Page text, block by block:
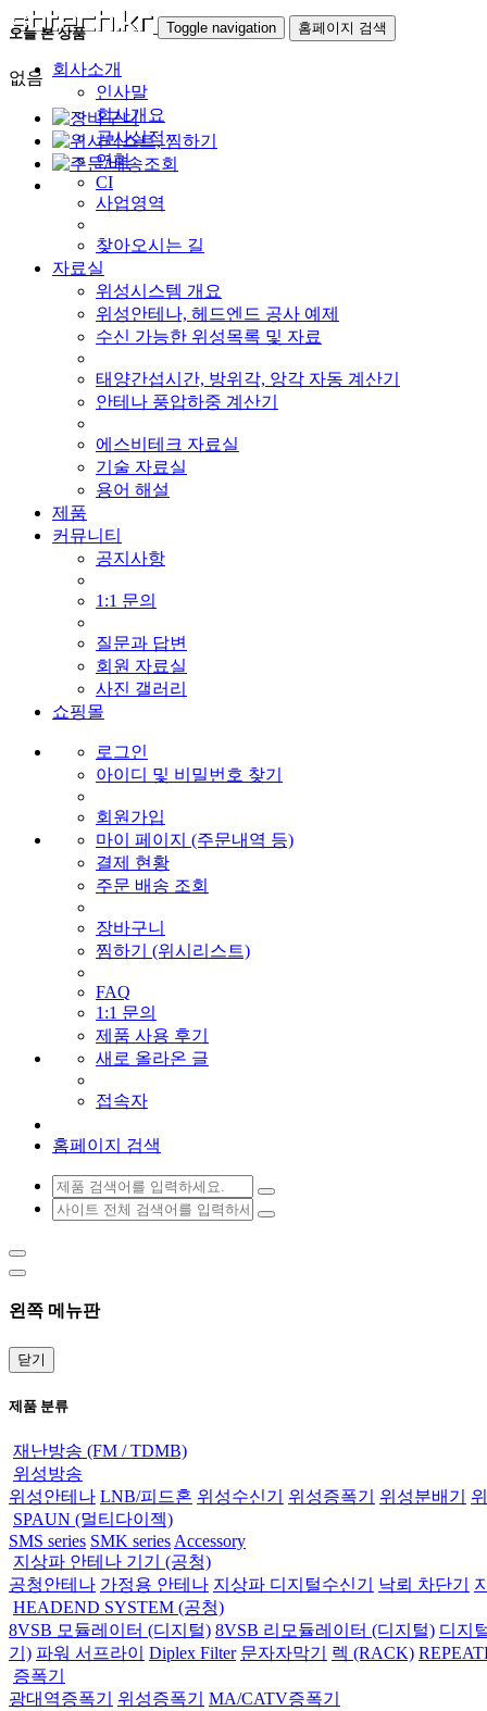
Toggle navigation 홈페이지 검색
회사소개
인사말
회사개요
공사실적
연혁
CI
사업영역
찾아오시는 길
자료실
위성시스템 개요
위성안테나, 헤드엔드 공사 예제
수신 가능한 위성목록 및 자료
태양간섭시간, 방위각, 앙각 자동 계산기
안테나 풍압하중 계산기
에스비테크 자료실
기술 자료실
용어 해설
제품
커뮤니티
공지사항
1:1 문의
질문과 답변
회원 자료실
사진 갤러리
쇼핑몰
로그인
아이디 및 비밀번호 찾기
회원가입
마이 페이지 (주문내역 등)
결제 현황
주문 배송 조회
장바구니
찜하기 (위시리스트)
FAQ
1:1 문의
제품 사용 후기
새로 올라온 글
접속자
홈페이지 검색
왼쪽 메뉴판
닫기
제품 분류
재난방송 (FM / TDMB)
위성방송
위성안테나 LNB/피드혼 위성수신기 위성증폭기 위성분배기
SPAUN (멀티다이젝)
SMS series SMK series Accessory
지상파 안테나 기기 (공청)
공청안테나 가정용 안테나 지상파 디지털수신기 낙뢰 차단기
HEADEND SYSTEM (공청)
8VSB 모듈레이터 (디지털) 8VSB 리모듈레이터 (디지털) 디지
기) 파워 서프라이 Diplex Filter 문자자막기 렉 (RACK)
증폭기
광대역증폭기
위성증폭기
MA/CATV증폭기
오늘 본 상품
없음